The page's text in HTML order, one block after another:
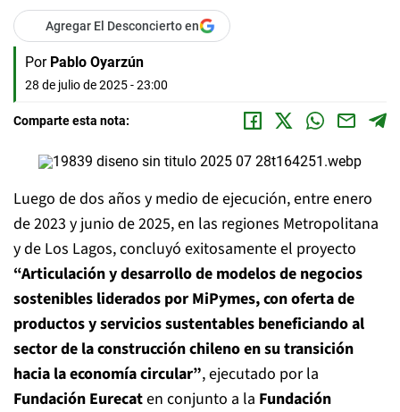
Agregar El Desconcierto en
Por Pablo Oyarzún
28 de julio de 2025 - 23:00
Comparte esta nota:
Luego de dos años y medio de ejecución, entre enero
de 2023 y junio de 2025, en las regiones Metropolitana
y de Los Lagos, concluyó exitosamente el proyecto
“Articulación y desarrollo de modelos de negocios
sostenibles liderados por MiPymes, con oferta de
productos y servicios sustentables beneficiando al
sector de la construcción chileno en su transición
hacia la economía circular”, ejecutado por la
Fundación Eurecaten conjunto a la Fundación